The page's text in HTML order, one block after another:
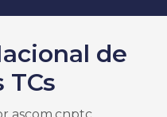
de
TCs